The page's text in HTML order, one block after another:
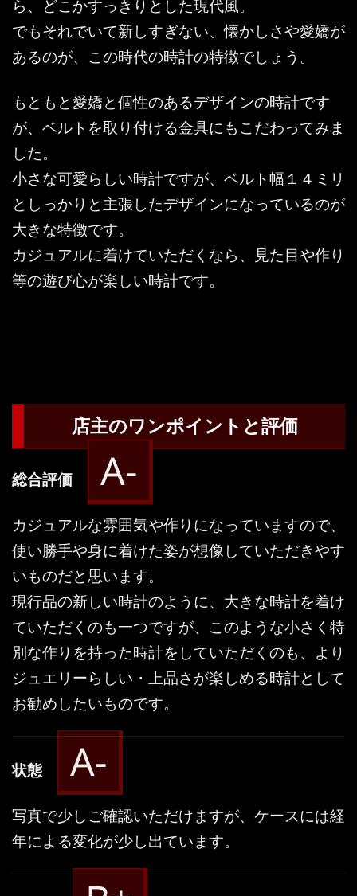
ら、どこかすっきりとした現代風。
でもそれでいて新しすぎない、懐かしさや愛嬌が
あるのが、この時代の時計の特徴でしょう。
もともと愛嬌と個性のあるデザインの時計です
が、ベルトを取り付ける金具にもこだわってみま
した。
小さな可愛らしい時計ですが、ベルト幅１４ミリ
としっかりと主張したデザインになっているのが
大きな特徴です。
カジュアルに着けていただくなら、見た目や作り
等の遊び心が楽しい時計です。
店主のワンポイントと評価
総合評価 A-
カジュアルな雰囲気や作りになっていますので、
使い勝手や身に着けた姿が想像していただきやす
いものだと思います。
現行品の新しい時計のように、大きな時計を着け
ていただくのも一つですが、このような小さく特
別な作りを持った時計をしていただくのも、より
ジュエリーらしい・上品さが楽しめる時計として
お勧めしたいものです。
状態 A-
写真で少しご確認いただけますが、ケースには経
年による変化が少し出ています。